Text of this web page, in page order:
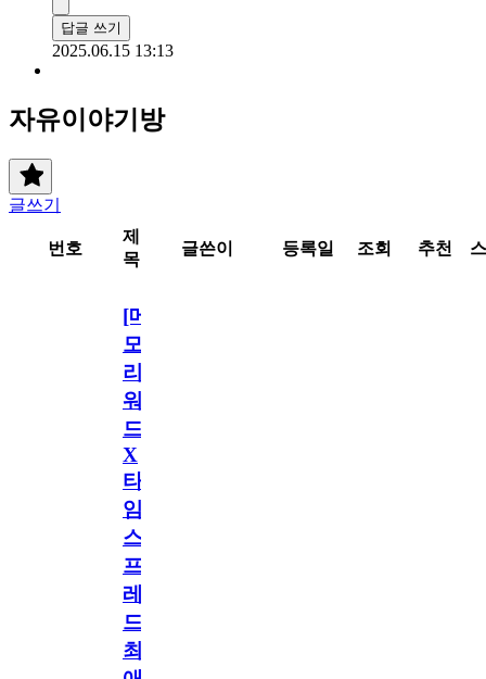
답글 쓰기
2025.06.15 13:13
자유이야기방
글쓰기
번호
제
목
글쓴이 등록일 조회 추천
[메
모
리
워
드
X
타
임
스
프
레
드]
최